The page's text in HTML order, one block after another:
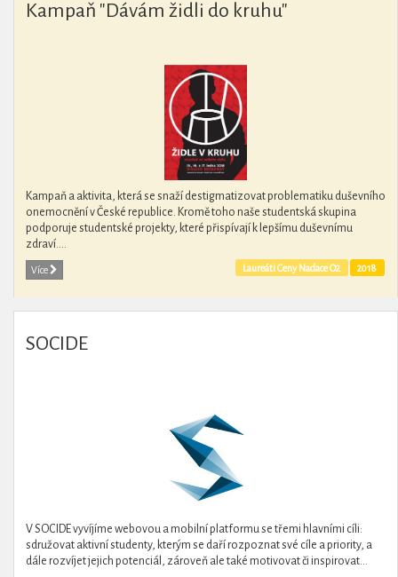
Kampaň "Dávám židli do kruhu"
Kampaň a aktivita, která se snaží destigmatizovat problematiku duševního
onemocnění v České republice. Kromě toho naše studentská skupina
podporuje studentské projekty, které přispívají k lepšímu duševnímu
zdraví....
Více 2018
Laureáti Ceny Nadace O2
SOCIDE
V SOCIDE vyvíjíme webovou a mobilní platformu se třemi hlavními cíli:
sdružovat aktivní studenty, kterým se daří rozpoznat své cíle a priority, a
dále rozvíjet jejich potenciál, zároveň ale také motivovat či inspirovat...